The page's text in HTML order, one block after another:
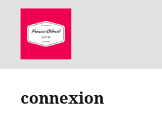
connexion